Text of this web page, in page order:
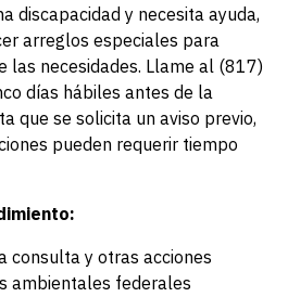
discapacidad y necesita ayuda,
arreglos especiales para
las necesidades. Llame al (817)
días hábiles antes de la
que se solicita un aviso previo,
pueden requerir tiempo
consulta y otras acciones
ambientales federales